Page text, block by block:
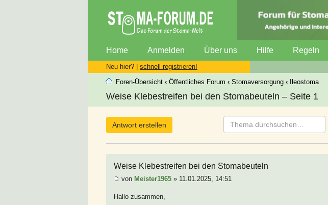
Home Anmelden Über uns Hilfe Regeln
Neu hier? | schnell registrieren!
Foren-Übersicht ‹ Öffentliches Forum ‹ Stomaversorgung ‹ Ileostoma
Weise Klebestreifen bei den Stomabeuteln – Seite 1
Antwort erstellen
Weise Klebestreifen bei den Stomabeuteln
von Meister1965 » 11.01.2025, 14:51
Hallo zusammen,